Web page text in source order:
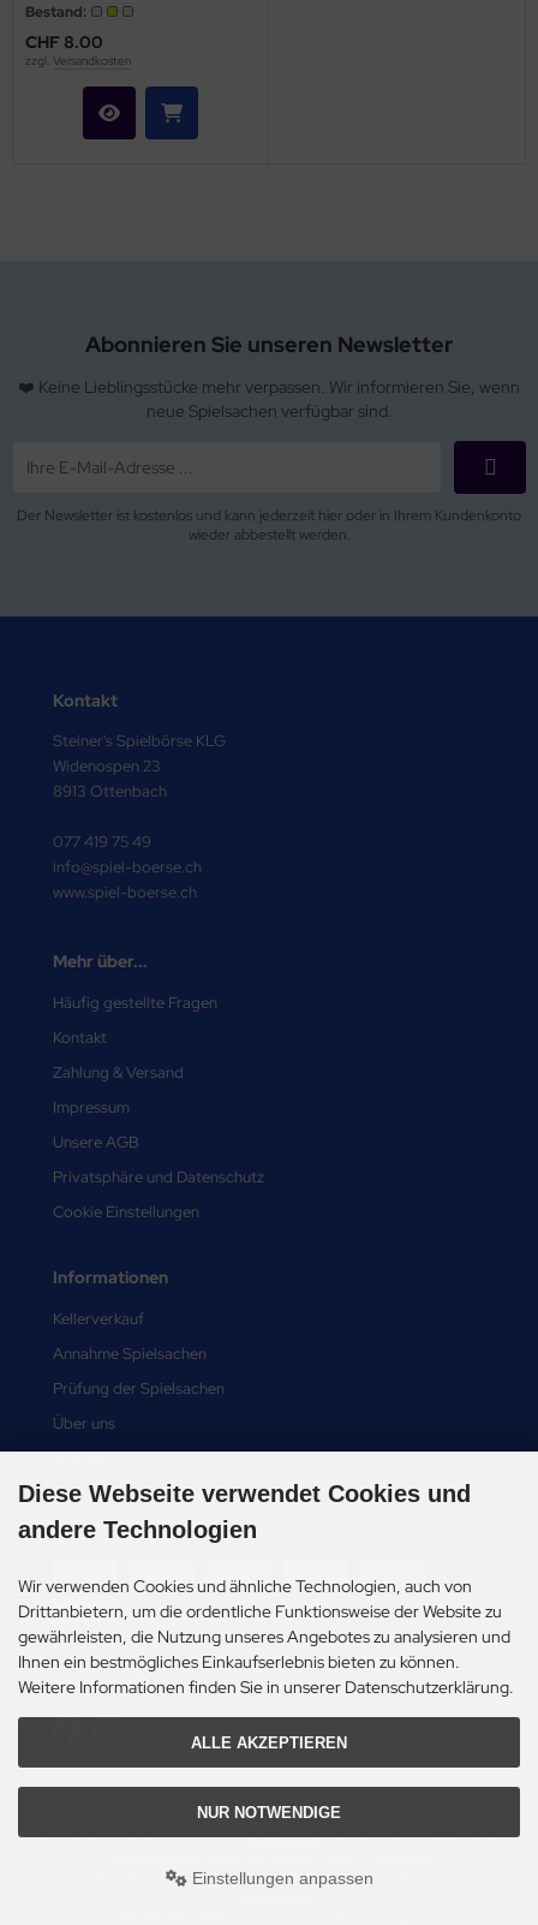
Bestand:
CHF 8.00
zzgl. Versandkosten
Abonnieren Sie unseren Newsletter
❤️ Keine Lieblingsstücke mehr verpassen. Wir informieren Sie, wenn
neue Spielsachen verfügbar sind.
Der Newsletter ist kostenlos und kann jederzeit hier oder in Ihrem Kundenkonto
wieder abbestellt werden.
Kontakt
Steiner's Spielbörse KLG
Widenospen 23
8913 Ottenbach
077 419 75 49
info@spiel-boerse.ch
www.spiel-boerse.ch
Mehr über...
Häufig gestellte Fragen
Kontakt
Zahlung & Versand
Impressum
Unsere AGB
Privatsphäre und Datenschutz
Cookie Einstellungen
Informationen
Kellerverkauf
Annahme Spielsachen
Prüfung der Spielsachen
Über uns
Sitemap
Zahlungsmethoden
Social Media
Alle Preise inkl. gesetzl. MwSt. zzgl.Versandkosten. Die durchgestrichenen Preise
Steiner's Spielbörse © 2026 | Template © 2009-2026 by modified eCommerce
Diese Webseite verwendet Cookies und
andere Technologien
Wir verwenden Cookies und ähnliche Technologien, auch von
Drittanbietern, um die ordentliche Funktionsweise der Website zu
gewährleisten, die Nutzung unseres Angebotes zu analysieren und
Ihnen ein bestmögliches Einkaufserlebnis bieten zu können.
Weitere Informationen finden Sie in unserer Datenschutzerklärung.
ALLE AKZEPTIEREN
NUR NOTWENDIGE
Einstellungen anpassen